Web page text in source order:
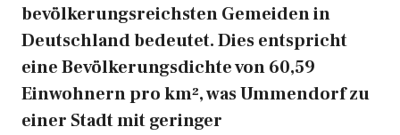
bevölkerungsreichsten Gemeiden in
Deutschland bedeutet. Dies entspricht
eine Bevölkerungsdichte von 60,59
Einwohnern pro km², was Ummendorf zu
einer Stadt mit geringer